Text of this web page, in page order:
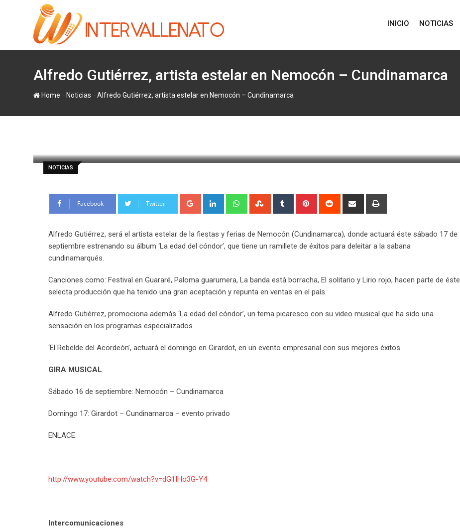
INICIO NOTICIAS
Alfredo Gutiérrez, artista estelar en Nemocón – Cundinamarca
Home Noticias Alfredo Gutiérrez, artista estelar en Nemocón – Cundinamarca
NOTICIAS
Facebook Twitter Google+ LinkedIn WhatsappStumbleUpon
Tumblr Pinterest Reddit
Share
Alfredo Gutiérrez, será el artista estelar de la fiestas y ferias de Nemocón (Cundinamarca), donde actuará éste sábado 17 de
septiembre estrenando su álbum ‘La edad del cóndor’, que tiene un ramillete de éxitos para deleitar a la sabana
cundinamarqués.
Canciones como: Festival en Guararé, Paloma guarumera, La banda está borracha, El solitario y Lirio rojo, hacen parte de éste
selecta producción que ha tenido una gran aceptación y repunta en ventas en el país.
Alfredo Gutiérrez, promociona además ‘La edad del cóndor’, un tema picaresco con su video musical que ha sido una
sensación en los programas especializados.
‘El Rebelde del Acordeón’, actuará el domingo en Girardot, en un evento empresarial con sus mejores éxitos.
GIRA MUSICAL
Sábado 16 de septiembre: Nemocón – Cundinamarca
Domingo 17: Girardot – Cundinamarca – evento privado
ENLACE:
http://www.youtube.com/watch?v=dG1IHo3G-Y4
Intercomunicaciones